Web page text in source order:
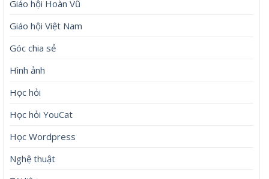
Giáo hội Hoàn Vũ
Giáo hội Việt Nam
Góc chia sẻ
Hình ảnh
Học hỏi
Học hỏi YouCat
Học Wordpress
Nghệ thuật